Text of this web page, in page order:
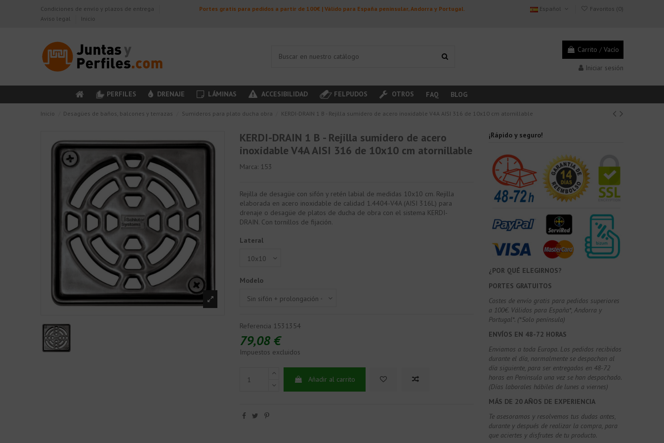
Condiciones de envío y plazos de entrega
Aviso legal
Inicio
Portes gratis para pedidos a partir de 100€ | Válido para España peninsular, Andorra y Portugal. Español Favoritos (0)
Carrito / Vacío
Iniciar sesión
PERFILES DRENAJE LÁMINAS ACCESIBILIDAD FELPUDOS OTROS FAQ BLOG
Inicio Desagües de baños, balcones y terrazas Sumideros para plato ducha obra KERDI-DRAIN 1 B - Rejilla sumidero de acero inoxidable V4A AISI 316 de 10x10 cm atornillable
KERDI-DRAIN 1 B - Rejilla sumidero de acero
inoxidable V4A AISI 316 de 10x10 cm atornillable
Marca: 153
Rejilla de desagüe con sifón y retén labial de medidas 10x10 cm. Rejilla
elaborada en acero inoxidable de calidad 1.4404-V4A (AISI 316L) para
drenaje o desagüe de platos de ducha de obra con el sistema KERDI-
DRAIN. Con tornillos de fijación.
Lateral
Modelo
Referencia 1531354
79,08 €
Impuestos excluidos
Añadir al carrito
¡Rápido y seguro!
¿POR QUÉ ELEGIRNOS?
PORTES GRATUITOS
Costes de envío gratis para pedidos superiores
a 100€. Válidos para España*, Andorra y
Portugal*. (*Solo península)
ENVÍOS EN 48-72 HORAS
Enviamos a toda Europa. Los pedidos recibidos
durante el día, normalmente se despachan al
día siguiente, para ser entregados en 48-72
horas en Península una vez se han despachado.
(Días laborales hábiles de lunes a viernes)
MÁS DE 20 AÑOS DE EXPERIENCIA
Te asesoramos y resolvemos tus dudas antes,
durante y después de realizar la compra, para
que aciertes y disfrutes de tu producto.